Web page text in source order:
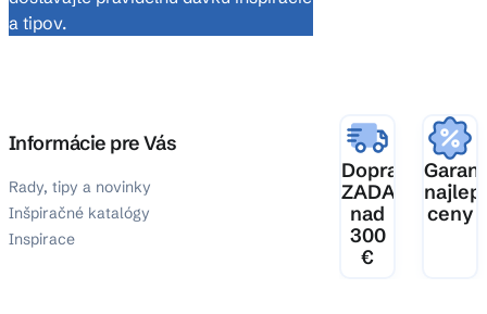
a tipov.
Informácie pre Vás
Rady, tipy a novinky
Inšpiračné katalógy
Inspirace
Doprava
ZADARMO
nad
300
€
ceny